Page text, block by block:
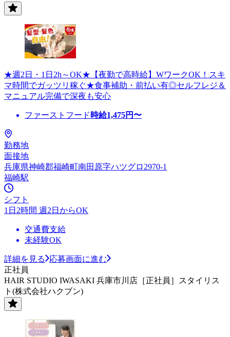
★週2日・1日2h～OK★【夜勤で高時給】WワークOK！スキ
マ時間でガッツリ稼ぐ★食事補助・前払い有◎セルフレジ＆
マニュアル完備で深夜も安心
ファーストフード 時給1,475円〜
勤務地
面接地
兵庫県神崎郡福崎町南田原字ハツグロ2970-1
福崎駅
シフト
1日2時間 週2日からOK
交通費支給
未経験OK
詳細を見る
応募画面に進む
正社員
HAIR STUDIO IWASAKI 兵庫市川店［正社員］スタイリス
ト(株式会社ハクブン)